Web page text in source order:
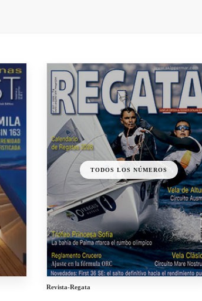
TODOS LOS NÚMEROS
Revista-Regata